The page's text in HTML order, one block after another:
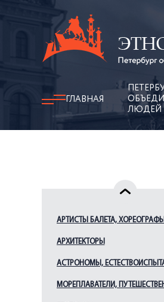
ГЛАВНАЯ
ЛЮДЕЙ
АРТИСТЫ БАЛЕТА, ХОРЕОГРАФЫ
АРХИТЕКТОРЫ
АСТРОНОМЫ,
МОРЕПЛАВАТЕЛИ,